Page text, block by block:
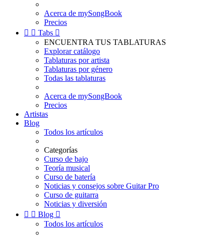
Acerca de mySongBook
Precios
  Tabs 
ENCUENTRA TUS TABLATURAS
Explorar catálogo
Tablaturas por artista
Tablaturas por género
Todas las tablaturas
Acerca de mySongBook
Precios
Artistas
Blog
Todos los artículos
Categorías
Curso de bajo
Teoría musical
Curso de batería
Noticias y consejos sobre Guitar Pro
Curso de guitarra
Noticias y diversión
  Blog 
Todos los artículos